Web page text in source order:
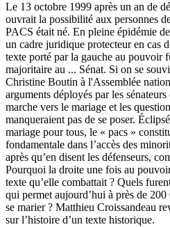
Le 13 octobre 1999 après un an de
ouvrait la possibilité aux personnes
PACS était né. En pleine épidémie
un cadre juridique protecteur en cas
texte porté par la gauche au pouvoir
majoritaire au ... Sénat. Si on se
Christine Boutin à l'Assemblée
arguments déployés par les
marche vers le mariage et les
manqueraient pas de se poser.
mariage pour tous, le « pacs »
fondamentale dans l’accès des
après qu’en disent les défenseurs,
Pourquoi la droite une fois au
texte qu’elle combattait ? Quels
qui permet aujourd’hui à près de 200
se marier ? Matthieu Croissandeau
sur l’histoire d’un texte historique.